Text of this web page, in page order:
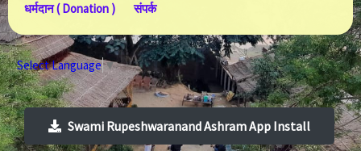
धर्मदान ( Donation ) संपर्क
Select Language▼
Swami Rupeshwaranand Ashram App Install